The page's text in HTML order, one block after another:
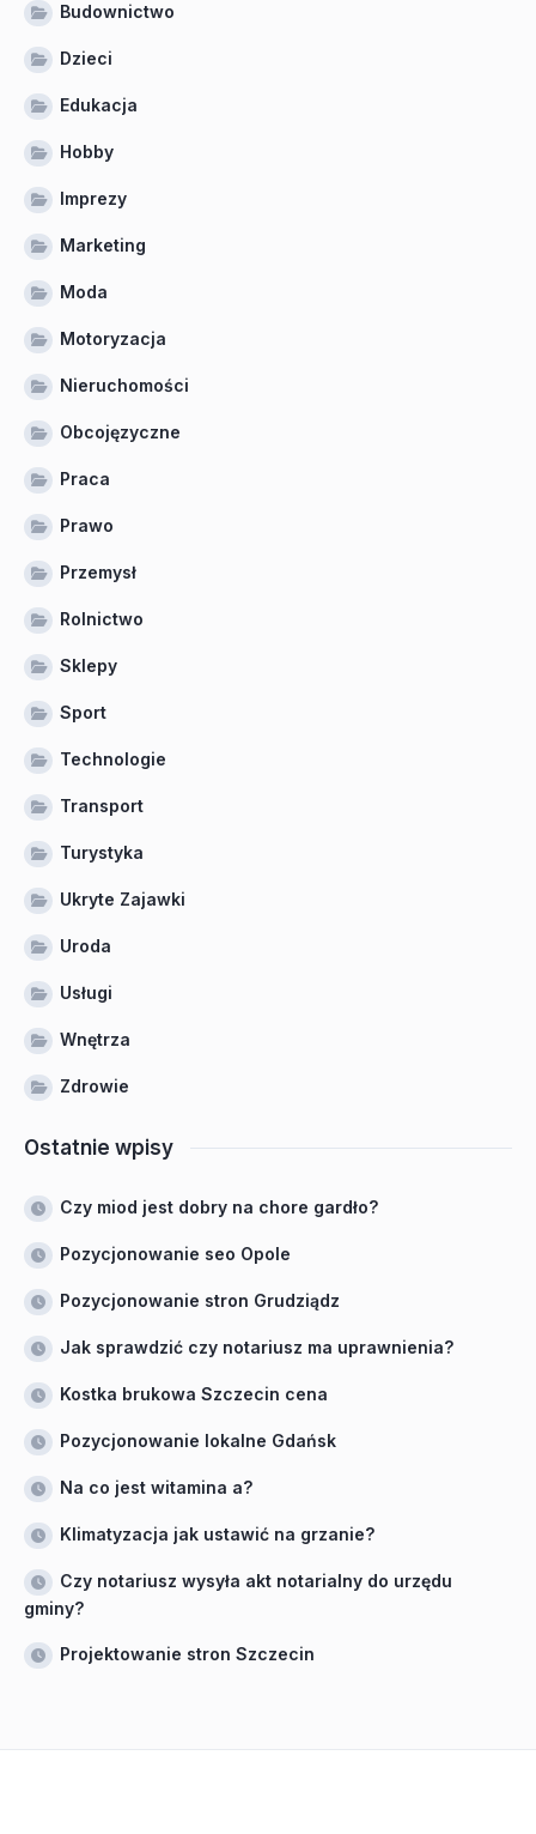
Budownictwo
Dzieci
Edukacja
Hobby
Imprezy
Marketing
Moda
Motoryzacja
Nieruchomości
Obcojęzyczne
Praca
Prawo
Przemysł
Rolnictwo
Sklepy
Sport
Technologie
Transport
Turystyka
Ukryte Zajawki
Uroda
Usługi
Wnętrza
Zdrowie
Ostatnie wpisy
Czy miod jest dobry na chore gardło?
Pozycjonowanie seo Opole
Pozycjonowanie stron Grudziądz
Jak sprawdzić czy notariusz ma uprawnienia?
Kostka brukowa Szczecin cena
Pozycjonowanie lokalne Gdańsk
Na co jest witamina a?
Klimatyzacja jak ustawić na grzanie?
Czy notariusz wysyła akt notarialny do urzędu
gminy?
Projektowanie stron Szczecin